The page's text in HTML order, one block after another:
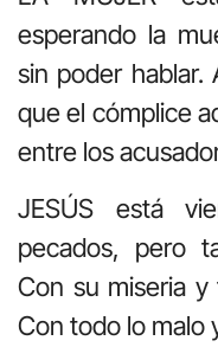
esperando la
sin poder hablar.
que el cómplice
entre los
JESÚS está
pecados, pero
Con su miseria
Con todo lo malo